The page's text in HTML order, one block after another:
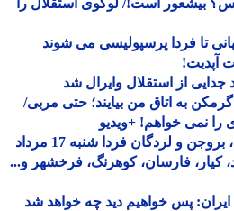
بیشعور است!/ لوگوی استقلال را
فردا پرسپولیسی می شوند
از استقلال وایرال شد
به اتاق من بیایند؛ حتی مربی/
خواهم! +ویدیو
جدول قطعی برق شهرکرد، بروجن و لردگان فردا شنبه 17 مرداد
کیار، فارسان، کوهرنگ، فرخشهر و...
پس خواهیم دید چه خواهد شد